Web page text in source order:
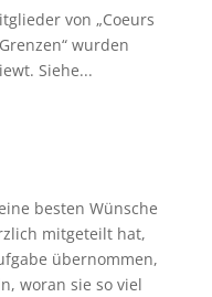
von „Coeurs
wurden
Siehe...
besten Wünsche
mitgeteilt hat,
übernommen,
woran sie so viel